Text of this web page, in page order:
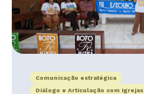
Comunicação estratégica
Diálogo e Articulação com Igrejas